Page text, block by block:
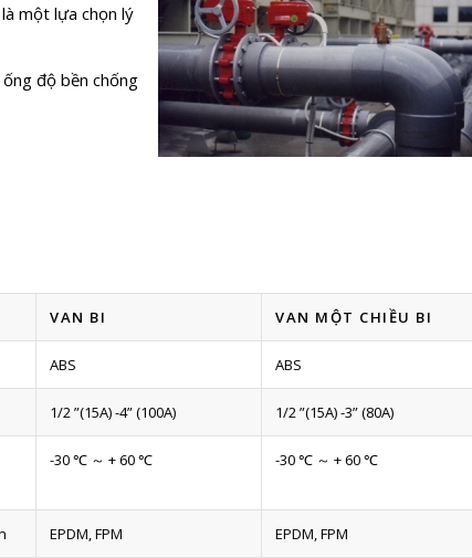
một lựa chọn lý
độ bền chống
VAN BI VAN MỘT CHIỀU BI
ABS ABS
1/2 ”(15A) -4” (100A) 1/2 ”(15A) -3” (80A)
-30 ℃ ～ + 60 ℃ -30 ℃ ～ + 60 ℃
EPDM, FPM EPDM, FPM